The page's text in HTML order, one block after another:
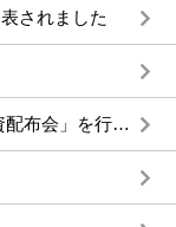
されました
親戚宅等に避難されている方々への 「物資配布会」を行っています